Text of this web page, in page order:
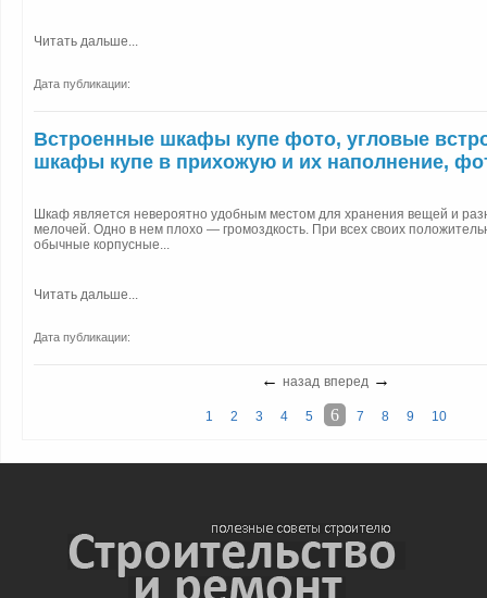
Читать дальше...
Дата публикации:
Встроенные шкафы купе фото, угловые
шкафы купе в прихожую и их наполнение,
Шкаф является невероятно удобным местом для хранения вещей и
мелочей. Одно в нем плохо — громоздкость. При всех своих
обычные корпусные...
Читать дальше...
Дата публикации:
← назад вперед →
1 2 3 4 5 6 7 8 9 10